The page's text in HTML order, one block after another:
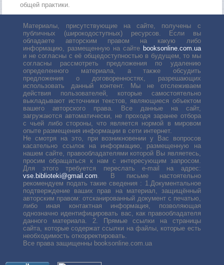
общей практики.
Материалы, присутствующие на сайте, получены с
публичных (широкодоступных) ресурсов. Если вы
обладаете авторским правом на какую либо
информацию, размещенную на сайте booksonline.com.ua
и не согласны с её общедоступностью в будущем, то мы
согласны рассмотреть предложения по удалению
определенного материала, а также обсудить
предложения о договоренностях, разрешающих
использовать данный контент. Мы не отслеживаем
действия пользователей, которые самостоятельно
выкладывают источники текстов, являющиеся объектом
вашего авторского права. Все данные на сайт,
загружаются автоматически, не проходя заранее отбора
с чьей либо стороны, что является нормой в мировом
опыте размещения информации в сети интернет.
Не смотря на это, при возникновении у Вас вопросов
касательно ссылок на информацию, размещенную на
нашем сайте, правообладателями которой Вы являетесь,
просим обращаться к нам с интересующим запросом.
Для этого требуется переслать е-mail на адрес:
vse.biblioteki@gmail.com. В письме настоятельно
рекомендуем подать такие сведения : 1.Документальное
подтверждение ваших прав на материал, защищённый
авторским правом: отсканированный документ с печатью,
либо иная контактная информация, позволяющая
однозначно идентифицировать вас, как правообладателя
данного материала. 2. Прямые ссылки на страницы
сайта, которые содержат ссылки на файлы, которые есть
необходимость откорректировать.
Все права защищенны booksonline.com.ua